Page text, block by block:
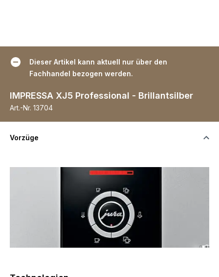
Dieser Artikel kann aktuell nur über den
Fachhandel bezogen werden.
IMPRESSA XJ5 Professional - Brillantsilber
Art.-Nr. 13704
Vorzüge